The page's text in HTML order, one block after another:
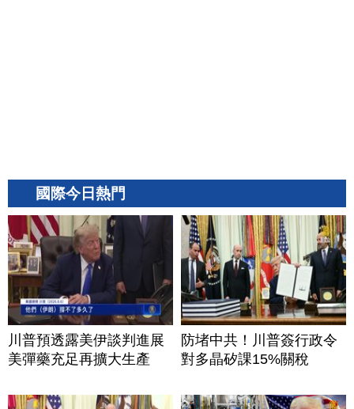
國際今日熱門
川普預透露美伊談判進展
美彈藥充足再擴大生產
防堵中共！川普簽行政令
對多晶矽課15%關稅